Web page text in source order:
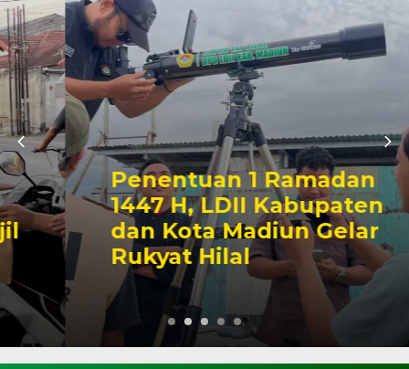
Penentuan 1 Ramadan
1447 H, LDII Kabupaten
dan Kota Madiun Gelar
Rukyat Hilal